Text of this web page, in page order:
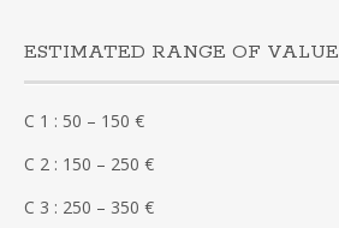
ESTIMATED RANGE OF VALUE
C 1 : 50 – 150 €
C 2 : 150 – 250 €
C 3 : 250 – 350 €